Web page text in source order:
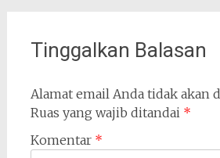
Tinggalkan Balasan
Alamat email Anda tidak akan
Ruas yang wajib ditandai *
Komentar *